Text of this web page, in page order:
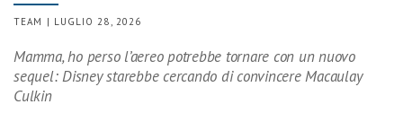
TEAM | LUGLIO 28, 2026
Mamma, ho perso l’aereo potrebbe tornare con un nuovo
sequel: Disney starebbe cercando di convincere Macaulay
Culkin